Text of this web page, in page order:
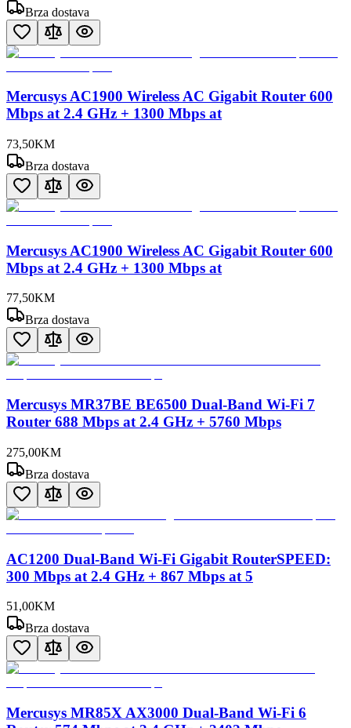
Brza dostava
Mercusys AC1900 Wireless AC Gigabit Router 600
Mbps at 2.4 GHz + 1300 Mbps at
73,50KM
Brza dostava
Mercusys AC1900 Wireless AC Gigabit Router 600
Mbps at 2.4 GHz + 1300 Mbps at
77,50KM
Brza dostava
Mercusys MR37BE BE6500 Dual-Band Wi-Fi 7
Router 688 Mbps at 2.4 GHz + 5760 Mbps
275,00KM
Brza dostava
AC1200 Dual-Band Wi-Fi Gigabit RouterSPEED:
300 Mbps at 2.4 GHz + 867 Mbps at 5
51 ,00KM
Brza dostava
Mercusys MR85X AX3000 Dual-Band Wi-Fi 6